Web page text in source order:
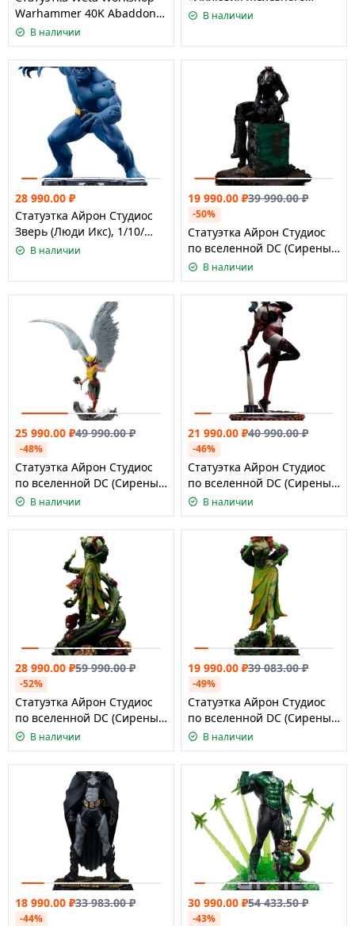
Warhammer 40K Abaddon
the Despoiler Limited
Edition
В наличии
человека» (Человек-паук:
Делюкс 1
В наличии
28 990.00 ₽
Статуэтка Айрон Студиос
Зверь (Люди Икс), 1/10/
Iron Studios X-Men - Beast
В наличии
19 990.00 ₽39 990.00₽
-50%
Статуэтка Айрон Студиос
по вселенной DC (Сирены
Готэмсити) - Женщина-
Кошка, масштаб 1:10
В наличии
25 990.00 ₽49 990.00₽
-48%
Статуэтка Айрон Студиос
по вселенной DC (Сирены
Готэмсити) - Орлица,
масштаб 1:10
В наличии
21 990.00 ₽40 990.00₽
-46%
Статуэтка Айрон Студиос
по вселенной DC (Сирены
Готэмсити) - Харли Квин,
масштаб 1:10
В наличии
28 990.00 ₽59 990.00₽
-52%
Статуэтка Айрон Студиос
по вселенной DC (Сирены
Готэмсити) - Ядовитый
Плющ, версия Делюкс
масштаб 1:
В наличии
19 990.00 ₽39 083.00₽
-49%
Статуэтка Айрон Студиос
по вселенной DC (Сирены
Готэмсити) - Ядовитый
Плющ, масштаб 1:10
В наличии
18 990.00 ₽33 983.00₽
-44%
30 990.00 ₽54 433.50₽
-43%